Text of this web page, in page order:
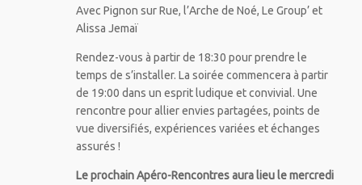
Avec Pignon sur Rue, l’Arche de Noé, Le Group’ et
Alissa Jemaï
Rendez-vous à partir de 18:30 pour prendre le
temps de s’installer. La soirée commencera à partir
de 19:00 dans un esprit ludique et convivial. Une
rencontre pour allier envies partagées, points de
vue diversifiés, expériences variées et échanges
assurés !
Le prochain Apéro-Rencontres aura lieu le mercredi